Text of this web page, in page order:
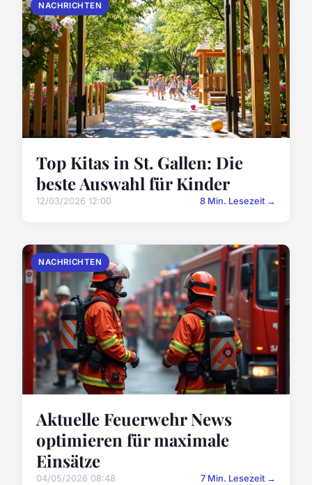
NACHRICHTEN
Top Kitas in St. Gallen: Die
beste Auswahl für Kinder
12/03/2026 12:00 8 Min. Lesezeit →
NACHRICHTEN
Aktuelle Feuerwehr News
optimieren für maximale
Einsätze
04/05/2026 08:48 7 Min. Lesezeit →